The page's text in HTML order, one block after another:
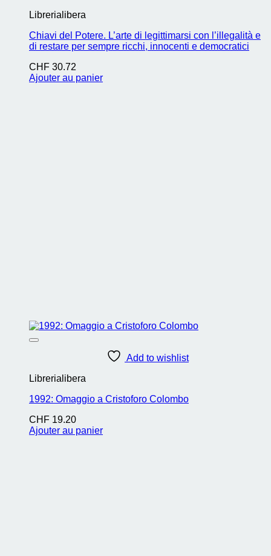
Librerialibera
Chiavi del Potere. L’arte di legittimarsi con l’illegalità e
di restare per sempre ricchi, innocenti e democratici
CHF 30.72
Ajouter au panier
Add to wishlist
Librerialibera
1992: Omaggio a Cristoforo Colombo
CHF 19.20
Ajouter au panier